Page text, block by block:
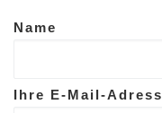
Name
Ihre E-Mail-